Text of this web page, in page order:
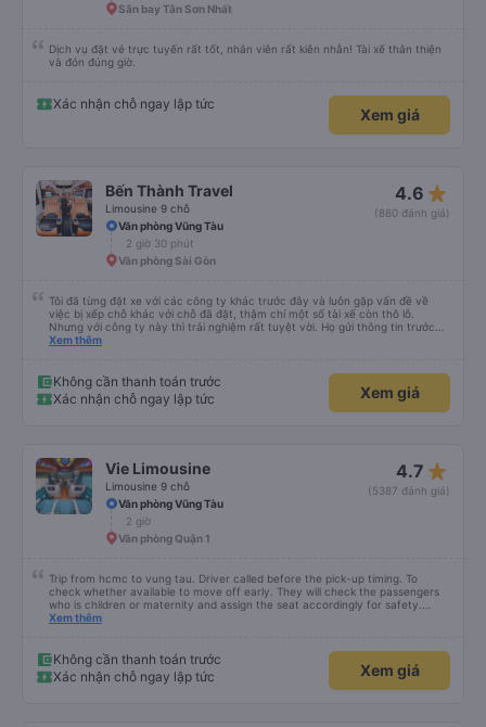
Sân bay Tân Sơn Nhất
Dịch vụ đặt vé trực tuyến rất tốt, nhân viên rất kiên nhẫn! Tài xế thân thiện
và đón đúng giờ.
Xác nhận chỗ ngay lập tức
Xem giá
Bến Thành Travel
Limousine 9 chỗ
4.6 star_rate
(880 đánh giá)
Văn phòng Vũng Tàu
2 giờ 30 phút
Văn phòng Sài Gòn
Tôi đã từng đặt xe với các công ty khác trước đây và luôn gặp vấn đề về
việc bị xếp chỗ khác với chỗ đã đặt, thậm chí một số tài xế còn thô lỗ.
Nhưng với công ty này thì trải nghiệm rất tuyệt vời. Họ gửi thông tin trước
nên tôi biết khi nào tài xế sẽ đến, đón tôi tại địa chỉ và xếp tôi ngồi đúng chỗ
này. Tôi thường xuyên sử dụng dịch vụ xe limousine để đi lại giữa Thành phố
Hồ Chí Minh và Vũng Tàu. Trải nghiệm tuyệt vời, 👍🏽
Xem thêm
Không cần thanh toán trước
Xác nhận chỗ ngay lập tức
Xem giá
Vie Limousine
Limousine 9 chỗ
4.7 star_rate
(5387 đánh giá)
Văn phòng Vũng Tàu
2 giờ
Văn phòng Quận 1
Trip from hcmc to vung tau. Driver called before the pick-up timing. To
check whether available to move off early. They will check the passengers
who is children or maternity and assign the seat accordingly for safety.
There are space to put your luggage. The charging port and LCD screen is
massage seat. One stop point for Toilet break available. You can choose the
option where to drop off compare to others service. The driver is very good
drop off at our apartment. The staff at the office can speak english and is
Xem thêm
Không cần thanh toán trước
Xác nhận chỗ ngay lập tức
Xem giá